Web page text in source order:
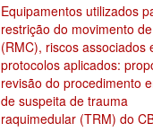
Equipamentos utilizados
restrição do movimento
(RMC), riscos associados
protocolos aplicados:
revisão do procedimento
de suspeita de trauma
raquimedular (TRM) do